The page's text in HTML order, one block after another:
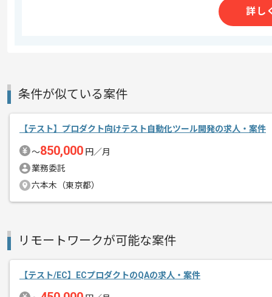
詳し
条件が似ている案件
【テスト】プロダクト向けテスト自動化ツール開発の求人・案件
〜850,000 円／月
業務委託
六本木（東京都）
リモートワークが可能な案件
【テスト/EC】ECプロダクトのQAの求人・案件